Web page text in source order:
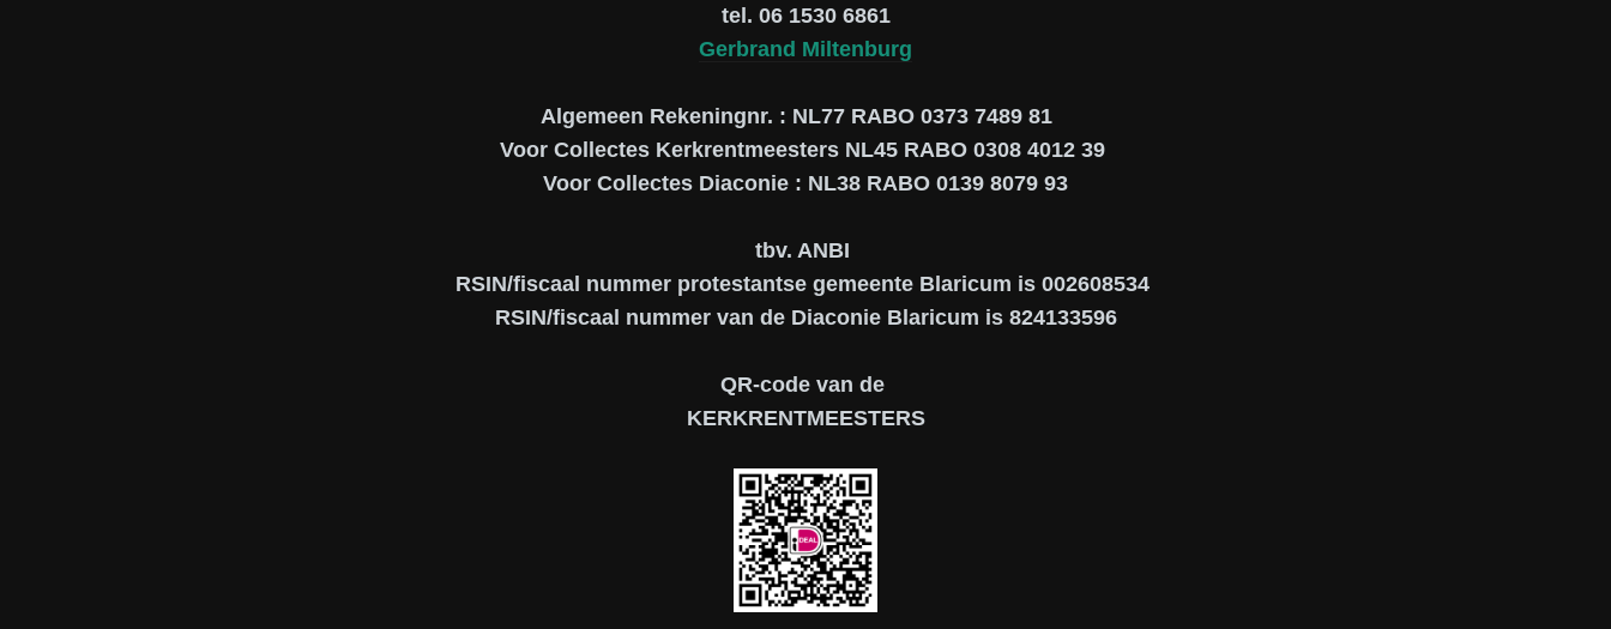
tel. 06 1530 6861
Gerbrand Miltenburg
Algemeen Rekeningnr. : NL77 RABO 0373 7489 81
Voor Collectes Kerkrentmeesters NL45 RABO 0308 4012 39
Voor Collectes Diaconie : NL38 RABO 0139 8079 93
tbv. ANBI
RSIN/fiscaal nummer protestantse gemeente Blaricum is 002608534
RSIN/fiscaal nummer van de Diaconie Blaricum is 824133596
QR-code van de
KERKRENTMEESTERS